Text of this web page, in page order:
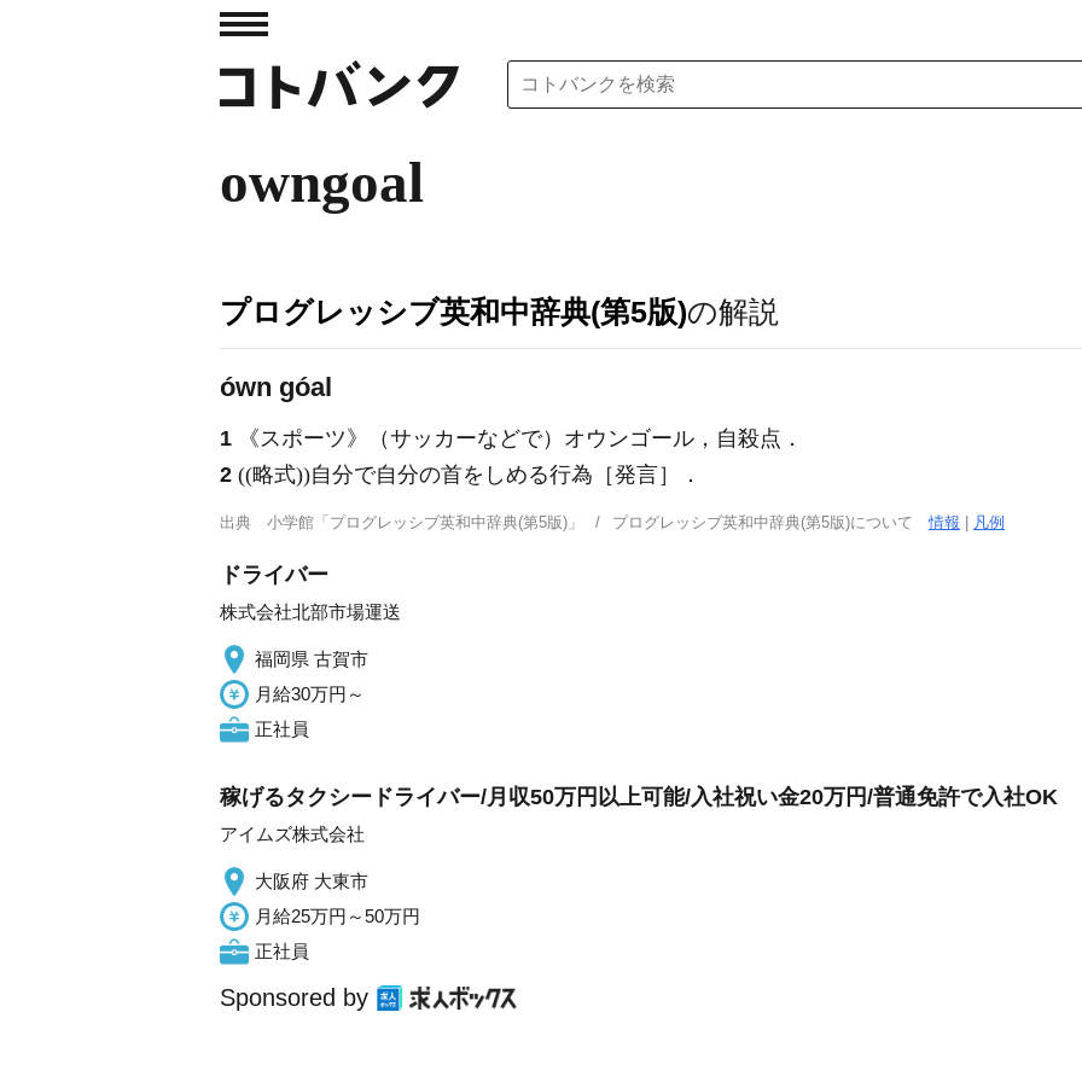
owngoal
プログレッシブ英和中辞典(第5版)の解説
ówn góal
1 《スポーツ》 （サッカーなどで）オウンゴール，自殺点 ．
2 ((略式))自分で自分の首をしめる行為［発言］ ．
出典 小学館「プログレッシブ英和中辞典(第5版)」 プログレッシブ英和中辞典(第5版)について情報 凡例
ドライバー
株式会社北部市場運送
福岡県 古賀市
月給30万円～
正社員
稼げるタクシードライバー/月収50万円以上可能/入社祝い金20万円/普通免許で入社OK
アイムズ株式会社
大阪府 大東市
月給25万円～50万円
正社員
Sponsored by